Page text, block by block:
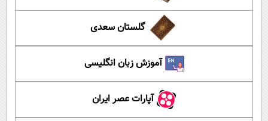
گلستان سعدی
آموزش زبان انگلیسی
آپارات عصر ایران